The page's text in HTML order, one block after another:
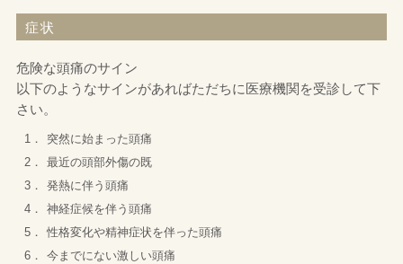
チラシ情報
採用情報
お問い合わせ
症状から探す
悩みから探す
サプリ豆知識
症状
危険な頭痛のサイン
以下のようなサインがあればただちに医療機関を受診して下
さい。
1．
突然に始まった頭痛
2．
最近の頭部外傷の既
3．
発熱に伴う頭痛
4．
神経症候を伴う頭痛
5．
性格変化や精神症状を伴った頭痛
6．
今までにない激しい頭痛